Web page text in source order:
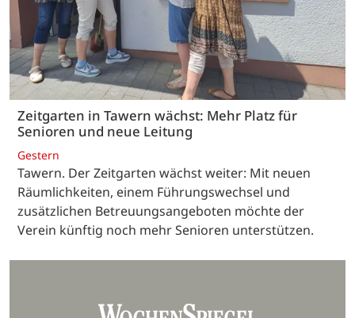
Zeitgarten in Tawern wächst: Mehr Platz für
Senioren und neue Leitung
Gestern
Tawern. Der Zeitgarten wächst weiter: Mit neuen
Räumlichkeiten, einem Führungswechsel und
zusätzlichen Betreuungsangeboten möchte der
Verein künftig noch mehr Senioren unterstützen.